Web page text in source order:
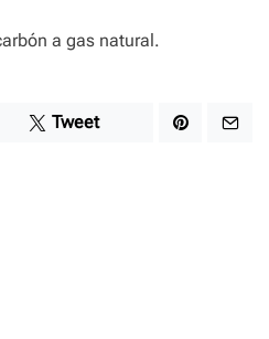
a gas natural.
Tweet